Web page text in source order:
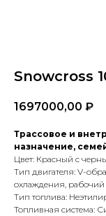
Snowcross
1697000,00 ₽
Трассовое и
назначение,
Цвет: Красный с
Тип двигателя: V-
охлаждения, рабочий
Тип топлива:
Топливная система: